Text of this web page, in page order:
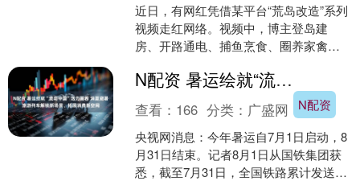
近日，有网红凭借某平台“荒岛改造”系列
视频走红网络。视频中，博主登岛建
房、开路通电、捕鱼烹食、圈养家禽，
网友点赞打赏。但很快，....N配资 暑运绘就“流动中国”活力画卷 消夏避暑旅游列车解锁新场景、拓展消费新空间
N配资
查看： 166 分类： 广盛网
央视网消息：今年暑运自7月1日启动，8
月31日结束。记者8月1日从国铁集团获
悉，截至7月31日，全国铁路累计发送旅